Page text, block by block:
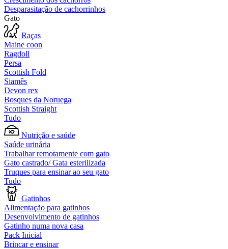
Desparasitação de cachorrinhos
Gato
Raças
Maine coon
Ragdoll
Persa
Scottish Fold
Siamês
Devon rex
Bosques da Noruega
Scottish Straight
Tudo
Nutrição e saúde
Saúde urinária
Trabalhar remotamente com gato
Gato castrado/ Gata esterilizada
Truques para ensinar ao seu gato
Tudo
Gatinhos
Alimentação para gatinhos
Desenvolvimento de gatinhos
Gatinho numa nova casa
Pack Inicial
Brincar e ensinar